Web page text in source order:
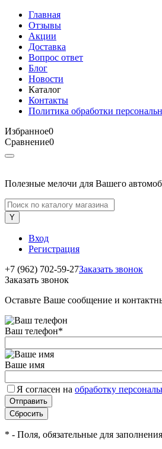
Главная
Отзывы
Акции
Доставка
Вопрос ответ
Блог
Новости
Каталог
Контакты
Политика обработки
Избранное0
Сравнение0
Полезные мелочи для Вашего
Вход
Регистрация
+7 (962) 702-59-27Заказать звонок
Заказать звонок
Оставьте Ваше сообщение и
Ваш телефон*
Ваше имя
Я согласен на обработку
* - Поля, обязательные для заполнения